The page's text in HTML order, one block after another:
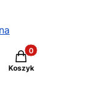
Produkty w
Koszyk